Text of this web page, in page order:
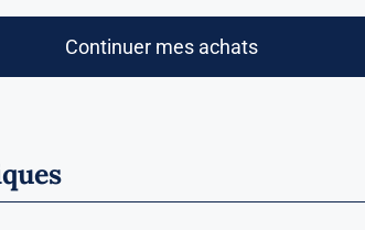
Souvenir
Continuer mes achats